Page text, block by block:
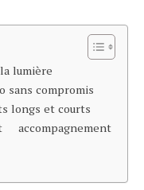
lumière
sans compromis
longs et courts